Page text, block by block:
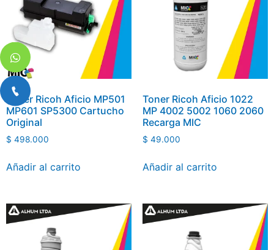
Toner Ricoh Aficio MP501
MP601 SP5300 Cartucho
Original
$ 498.000
Añadir al carrito
Toner Ricoh Aficio 1022
MP 4002 5002 1060 2060
Recarga MIC
$ 49.000
Añadir al carrito